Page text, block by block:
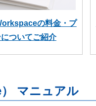
の料金・プ
ついてご紹介
マニュアル